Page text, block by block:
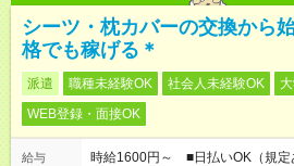
シーツ・枕カバーの交換から
格でも稼げる＊
派遣 職種未経験OK 社会人未経験OK
WEB登録・面接OK
給与
時給1600円～ ■日払いOK（規